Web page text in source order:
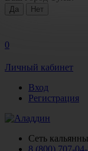
0
Личный кабинет
Вход
Регистрация
Сеть
8 (800) 707-